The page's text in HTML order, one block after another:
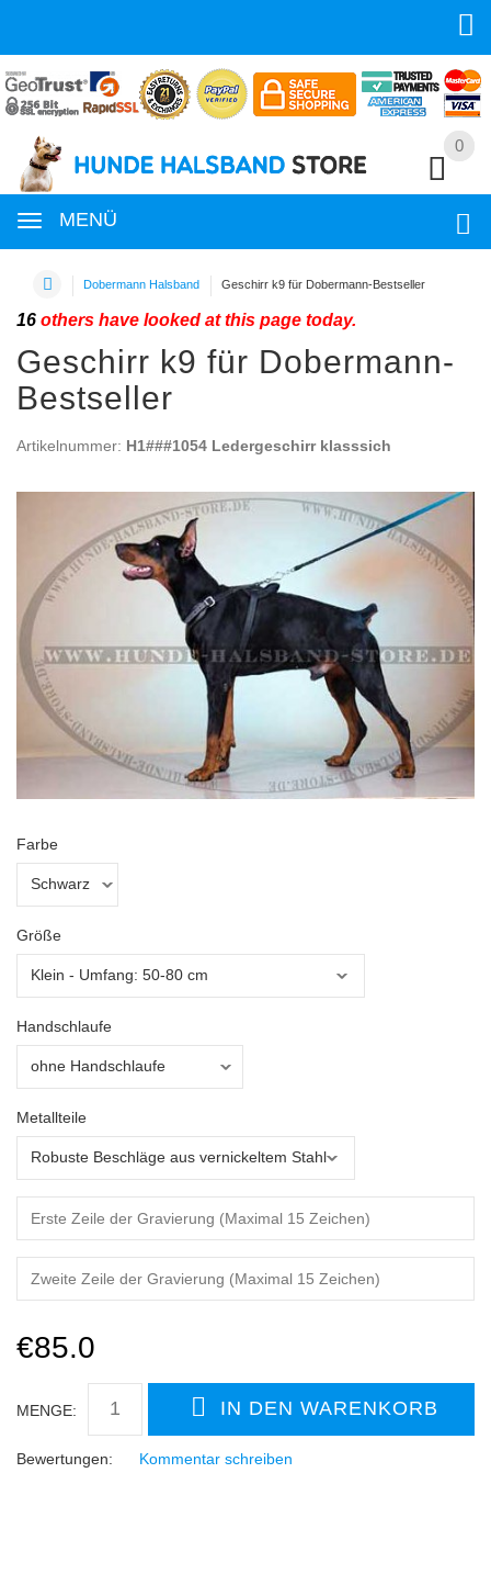
0
MENÜ
0
Dobermann Halsband Geschirr k9 für Dobermann-Bestseller
16 others have looked at this page today.
Geschirr k9 für Dobermann-
Bestseller
Artikelnummer: H1###1054 Ledergeschirr klasssich
Farbe
Größe
Handschlaufe
Metallteile
€85.0
MENGE:
Bewertungen: Kommentar schreiben